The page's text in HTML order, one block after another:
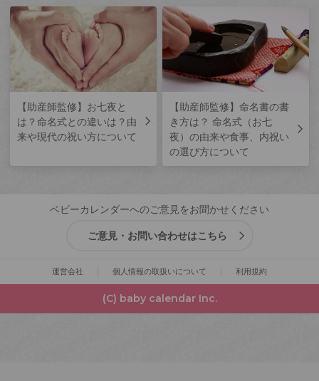
【助産師監修】お七夜と
は？命名式との違いは？由
来や現代の祝い方について
【助産師監修】命名書の書
き方は？ 命名式（お七
夜）の由来や食事、内祝い
の選び方について
ベビーカレンダーへのご意見をお聞かせください
ご意見・お問い合わせはこちら
運営会社 個人情報の取扱いについて 利用規約
(C) baby calendar Inc.